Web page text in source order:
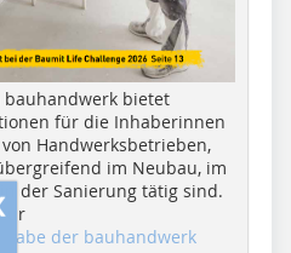
bauhandwerk bietet
für die Inhaberinnen
Handwerksbetrieben,
im Neubau, im
in der Sanierung tätig sind.
der bauhandwerk